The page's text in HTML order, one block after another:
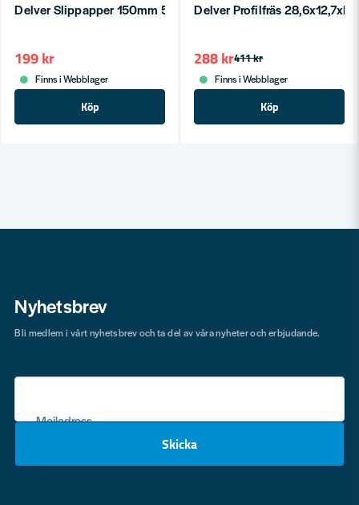
Delver Slippapper 150mm 50-P
199 kr
Finns i Webblager
Köp
Delver Profilfräs
411 kr
288 kr
Finns i Webblager
Köp
Nyhetsbrev
Mejladress
Skicka
Bli medlem i vårt nyhetsbrev och ta del av våra nyheter och erbjudande.